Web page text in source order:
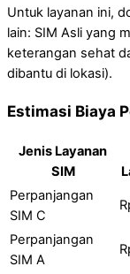
Untuk layanan ini,
lain: SIM Asli yang
keterangan sehat
dibantu di lokasi).
Estimasi Biaya
Jenis Layanan
SIM
Perpanjangan
SIM C
Perpanjangan
SIM A